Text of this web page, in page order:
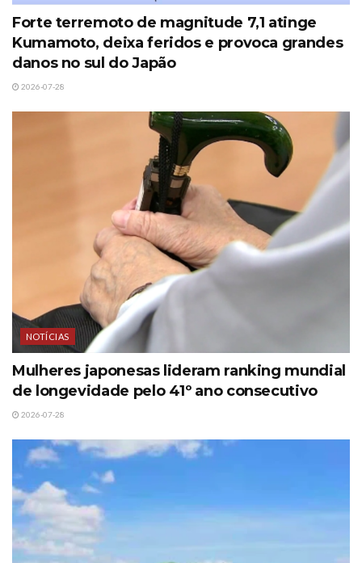
Forte terremoto de magnitude 7,1 atinge
Kumamoto, deixa feridos e provoca grandes
danos no sul do Japão
2026-07-28
NOTÍCIAS
Mulheres japonesas lideram ranking mundial
de longevidade pelo 41º ano consecutivo
2026-07-28